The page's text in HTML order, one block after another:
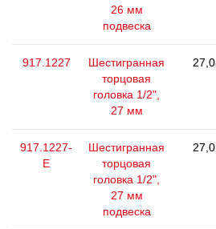
26 мм
подвеска
917.1227
Шестигранная
торцовая
головка 1/2",
27 мм
27,0
917.1227-
E
Шестигранная
торцовая
головка 1/2",
27 мм
подвеска
27,0